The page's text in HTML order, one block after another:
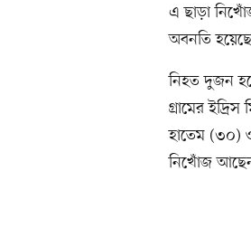
এ ছাড়া
অবনতি
নিহত দুজন
গ্রা‌মের
হাতেম (৩০)
নিখোঁজ